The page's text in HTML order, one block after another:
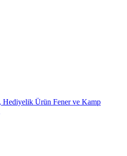
Ürün Fener ve Kamp